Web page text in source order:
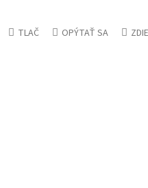
TLAČ OPÝTAŤ SA